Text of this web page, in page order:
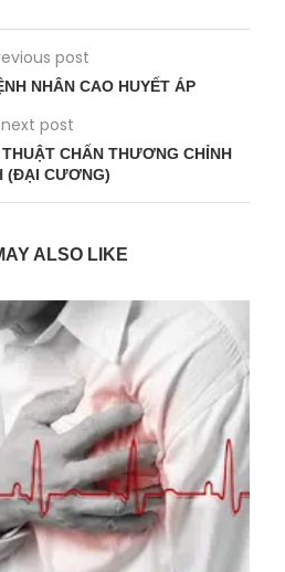
post
NHÂN CAO HUYẾT ÁP
next post
CHẤN THƯƠNG CHỈNH
(ĐẠI CƯƠNG)
ALSO LIKE